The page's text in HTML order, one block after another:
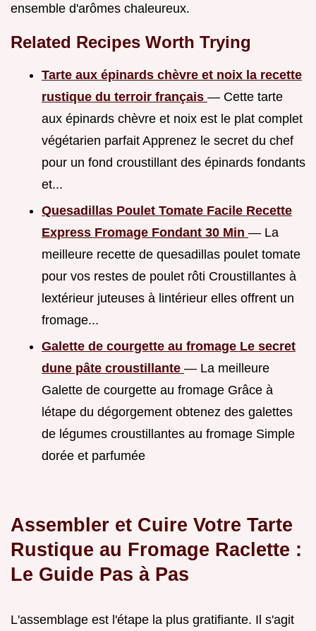
ensemble d'arômes chaleureux.
Related Recipes Worth Trying
Tarte aux épinards chèvre et noix la recette
rustique du terroir français — Cette tarte
aux épinards chèvre et noix est le plat complet
végétarien parfait Apprenez le secret du chef
pour un fond croustillant des épinards fondants
et...
Quesadillas Poulet Tomate Facile Recette
Express Fromage Fondant 30 Min — La
meilleure recette de quesadillas poulet tomate
pour vos restes de poulet rôti Croustillantes à
lextérieur juteuses à lintérieur elles offrent un
fromage...
Galette de courgette au fromage Le secret
dune pâte croustillante — La meilleure
Galette de courgette au fromage Grâce à
létape du dégorgement obtenez des galettes
de légumes croustillantes au fromage Simple
dorée et parfumée
Assembler et Cuire Votre Tarte
Rustique au Fromage Raclette :
Le Guide Pas à Pas
L'assemblage est l'étape la plus gratifiante. Il s'agit